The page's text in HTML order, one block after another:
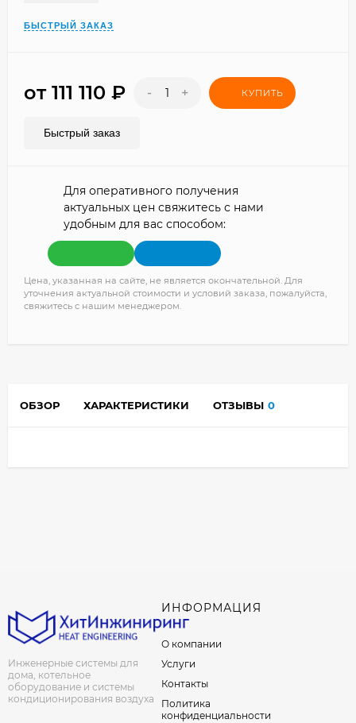
БЫСТРЫЙ ЗАКАЗ
от 111 110 ₽ - + КУПИТЬ
Быстрый заказ
Для оперативного получения
актуальных цен свяжитесь с нами
удобным для вас способом:
Цена, указанная на сайте, не является окончательной. Для
уточнения актуальной стоимости и условий заказа, пожалуйста,
свяжитесь с нашим менеджером.
ОБЗОР ХАРАКТЕРИСТИКИ ОТЗЫВЫ 0
Инженерные системы для
дома, котельное
оборудование и системы
кондиционирования воздуха
ИНФОРМАЦИЯ
О компании
Услуги
Контакты
Политика
конфиденциальности